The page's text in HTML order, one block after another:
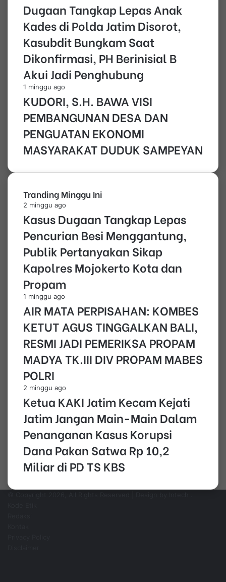
Dugaan Tangkap Lepas Anak
Kades di Polda Jatim Disorot,
Kasubdit Bungkam Saat
Dikonfirmasi, PH Berinisial B
Akui Jadi Penghubung
1 minggu ago
KUDORI, S.H. BAWA VISI
PEMBANGUNAN DESA DAN
PENGUATAN EKONOMI
MASYARAKAT DUDUK SAMPEYAN
Tranding Minggu Ini
2 minggu ago
Kasus Dugaan Tangkap Lepas
Pencurian Besi Menggantung,
Publik Pertanyakan Sikap
Kapolres Mojokerto Kota dan
Propam
1 minggu ago
AIR MATA PERPISAHAN: KOMBES
KETUT AGUS TINGGALKAN BALI,
RESMI JADI PEMERIKSA PROPAM
MADYA TK.III DIV PROPAM MABES
POLRI
2 minggu ago
Ketua KAKI Jatim Kecam Kejati
Jatim Jangan Main-Main Dalam
Penanganan Kasus Korupsi
Dana Pakan Satwa Rp 10,2
Miliar di PD TS KBS